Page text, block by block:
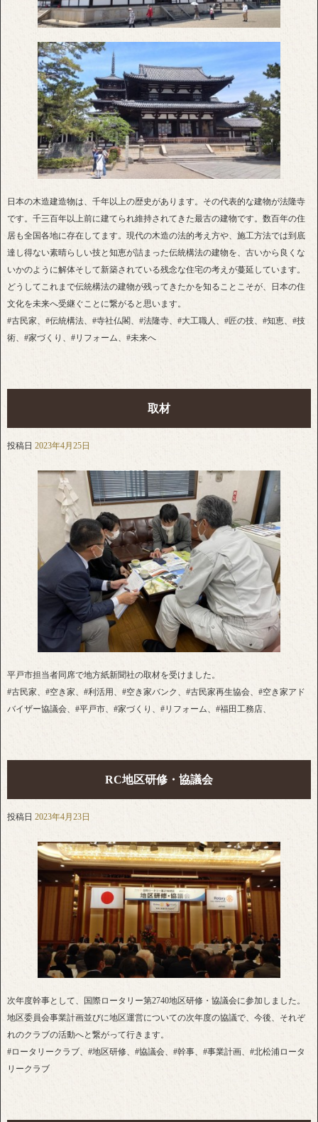
日本の木造建造物は、千年以上の歴史があります。その代表的な建物が法隆寺
です。千三百年以上前に建てられ維持されてきた最古の建物です。数百年の住
居も全国各地に存在してます。現代の木造の法的考え方や、施工方法では到底
達し得ない素晴らしい技と知恵が詰まった伝統構法の建物を、古いから良くな
いかのように解体そして新築されている残念な住宅の考えが蔓延しています。
どうしてこれまで伝統構法の建物が残ってきたかを知ることこそが、日本の住
文化を未来へ受継ぐことに繋がると思います。
#古民家、#伝統構法、#寺社仏閣、#法隆寺、#大工職人、#匠の技、#知恵、#技
術、#家づくり、#リフォーム、#未来へ
取材
投稿日 2023年4月25日
平戸市担当者同席で地方紙新聞社の取材を受けました。
#古民家、#空き家、#利活用、#空き家バンク、#古民家再生協会、#空き家アド
バイザー協議会、#平戸市、#家づくり、#リフォーム、#福田工務店、
RC地区研修・協議会
投稿日 2023年4月23日
次年度幹事として、国際ロータリー第2740地区研修・協議会に参加しました。
地区委員会事業計画並びに地区運営についての次年度の協議で、今後、それぞ
れのクラブの活動へと繋がって行きます。
#ロータリークラブ、#地区研修、#協議会、#幹事、#事業計画、#北松浦ロータ
リークラブ